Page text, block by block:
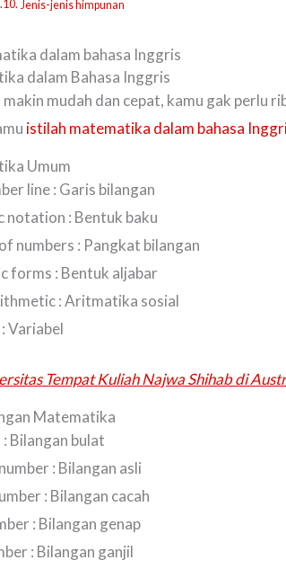
Jenis-jenis himpunan
dalam Bahasa Inggris
mudah dan cepat, kamu gak perlu
istilah matematika dalam bahasa
Umum
line : Garis bilangan
notation : Bentuk baku
numbers : Pangkat bilangan
forms : Bentuk aljabar
: Aritmatika sosial
Variabel
Tempat Kuliah Najwa Shihab di
Matematika
Bilangan bulat
: Bilangan asli
: Bilangan cacah
: Bilangan genap
: Bilangan ganjil